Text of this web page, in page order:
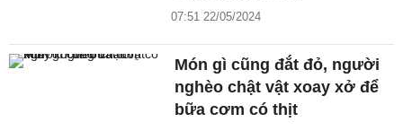
07:51 22/05/2024
Món gì cũng đắt đỏ, người
nghèo chật vật xoay xở để
bữa cơm có thịt